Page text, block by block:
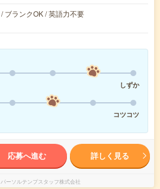
/ ブランクOK / 英語力不要
しずか
コツコツ
応募へ進む 詳しく見る
パーソルテンプスタッフ株式会社